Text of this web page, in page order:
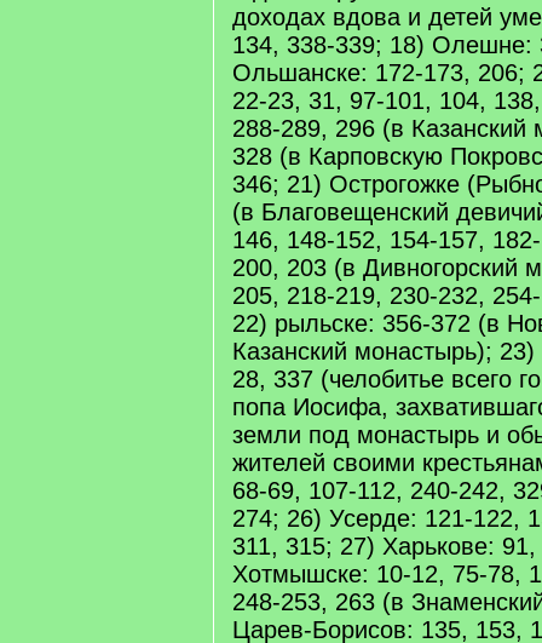
доходах вдова и детей
134, 338-339; 18) Олешне:
Ольшанске: 172-173, 206;
22-23, 31, 97-101, 104,
288-289, 296 (в Казанский
328 (в Карповскую
346; 21) Острогожке
(в Благовещенский
146, 148-152, 154-157,
200, 203 (в Дивногорский
205, 218-219, 230-232,
22) рыльске: 356-372 (в
Казанский монастырь);
28, 337 (челобитье всего
попа Иосифа,
земли под монастырь и
жителей своими
68-69, 107-112, 240-242,
274; 26) Усерде: 121-122,
311, 315; 27) Харькове:
Хотмышске: 10-12, 75-78,
248-253, 263 (в
Царев-Борисов: 135, 153,